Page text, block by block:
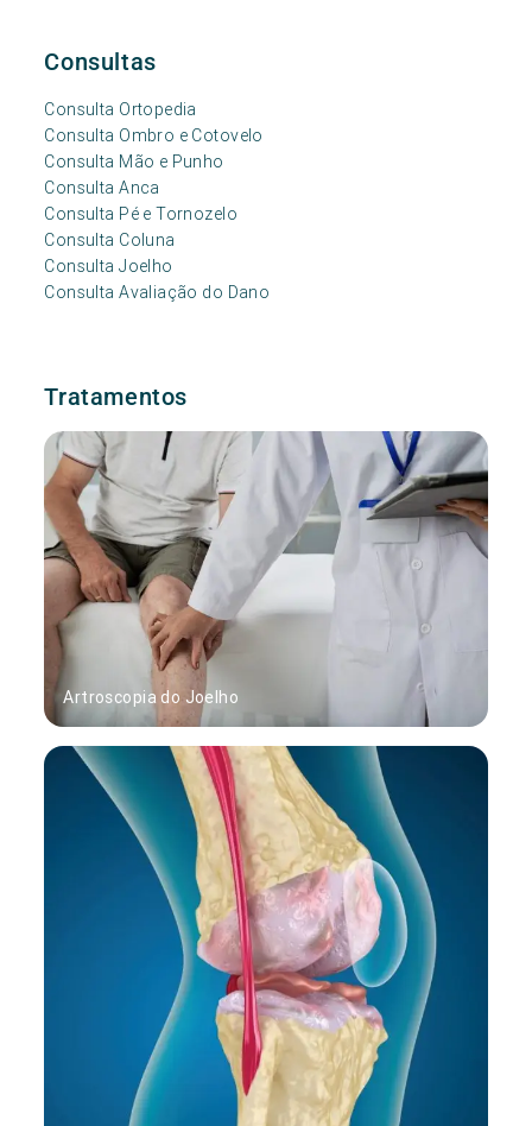
Consultas
Consulta Ortopedia
Consulta Ombro e Cotovelo
Consulta Mão e Punho
Consulta Anca
Consulta Pé e Tornozelo
Consulta Coluna
Consulta Joelho
Consulta Avaliação do Dano
Tratamentos
Artroscopia do Joelho